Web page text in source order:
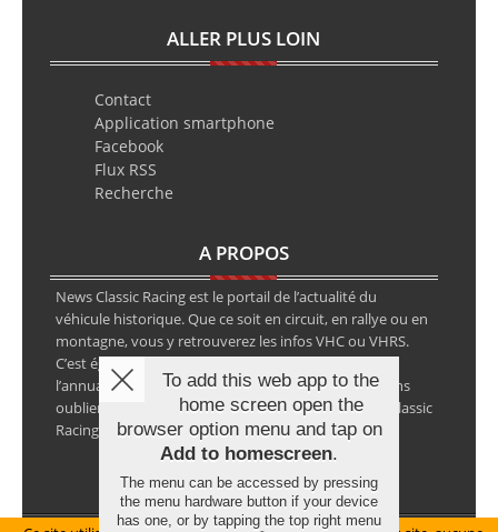
ALLER PLUS LOIN
Contact
Application smartphone
Facebook
Flux RSS
Recherche
A PROPOS
News Classic Racing est le portail de l’actualité du
véhicule historique. Que ce soit en circuit, en rallye ou en
montagne, vous y retrouverez les infos VHC ou VHRS.
C’est également le calendrier des épreuves ainsi que
l’annuaire des spécialistes de la voiture ancienne, sans
oublier les petites annonces avec notre partenaire Classic
Racing Annonces.
To add this web app to the
home screen open the
browser option menu and tap on
Add to homescreen.
The menu can be accessed by pressing
the menu hardware button if your device
has one, or by tapping the top right menu